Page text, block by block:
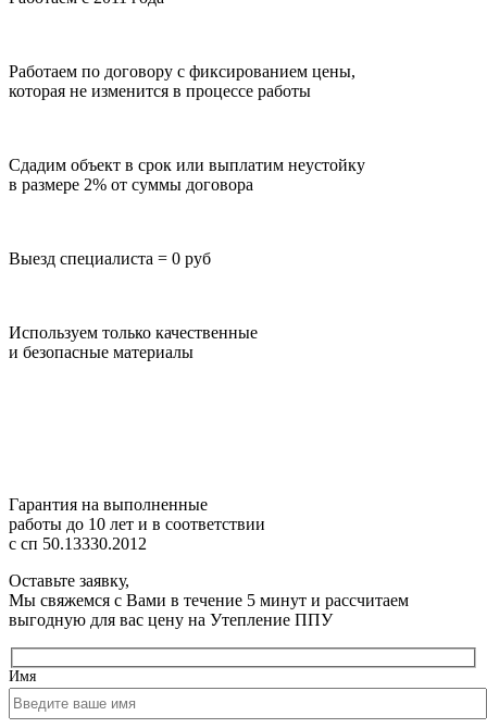
Работаем по договору с фиксированием цены,
которая не изменится в процессе работы
Сдадим объект в срок или выплатим неустойку
в размере 2% от суммы договора
Выезд специалиста = 0 руб
Используем только качественные
и безопасные материалы
Гарантия на выполненные
работы до 10 лет и в соответствии
с сп 50.13330.2012
Оставьте заявку,
Мы свяжемся с Вами в течение 5 минут и рассчитаем
выгодную для вас цену на Утепление ППУ
Имя